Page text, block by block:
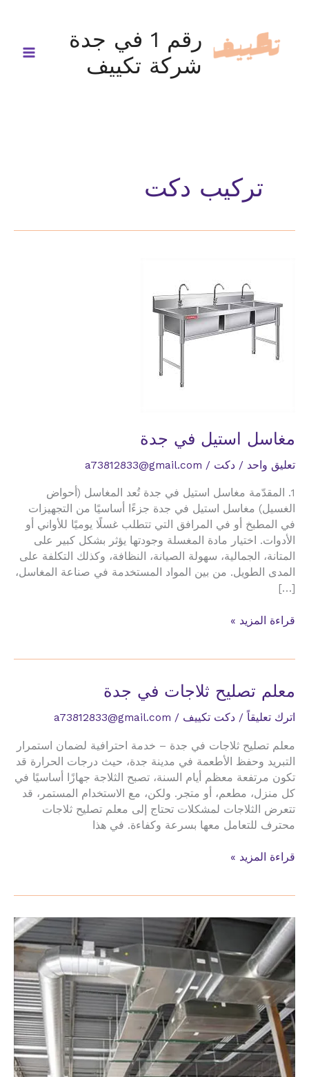
المحتوى
رقم 1 في جدة
شركة تكييف
تركيب دكت
مغاسل استيل في جدة
تعليق واحد / دكت /
a73812833@gmail.com
1. المقدّمة مغاسل استيل في جدة تُعد المغاسل (أحواض
الغسيل) مغاسل استيل في جدة جزءًا أساسيًا من التجهيزات
في المطبخ أو في المرافق التي تتطلب غسلًا يوميًا للأواني أو
الأدوات. اختيار مادة المغسلة وجودتها يؤثر بشكل كبير على
المتانة، الجمالية، سهولة الصيانة، النظافة، وكذلك التكلفة على
المدى الطويل. من بين المواد المستخدمة في صناعة المغاسل،
[…]
مغاسل
قراءة المزيد »
معلم تصليح ثلاجات في جدة
اترك تعليقاً / دكت تكييف /
a73812833@gmail.com
معلم تصليح ثلاجات في جدة – خدمة احترافية لضمان استمرار
التبريد وحفظ الأطعمة في مدينة جدة، حيث درجات الحرارة قد
تكون مرتفعة معظم أيام السنة، تصبح الثلاجة جهازًا أساسيًا في
كل منزل، مطعم، أو متجر. ولكن، مع الاستخدام المستمر، قد
تتعرض الثلاجات لمشكلات تحتاج إلى معلم تصليح ثلاجات
محترف للتعامل معها بسرعة وكفاءة. في هذا
معلم
جدة
قراءة المزيد »